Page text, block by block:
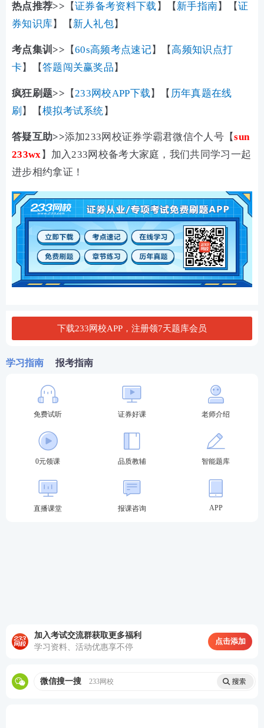
热点推荐>> 【证券备考资料下载 】【 新手指南】【证
券知识库】【 新人礼包】
考点集训>> 【60s高频考点速记】【高频知识点打
卡】【答题闯关赢奖品 】
疯狂刷题>> 【233网校APP下载 】【 历年真题在线
刷 】【模拟考试系统 】
答疑互助>>添加233网校证券学霸君微信个人号【sun
233wx 】加入233网校备考大家庭，我们共同学习一起
进步相约拿证！
下载233网校APP，注册领7天题库会员
学习指南 报考指南
免费试听 证券好课 老师介绍
0元领课 品质教辅 智能题库
直播课堂 报课咨询 APP
加入考试交流群获取更多福利
学习资料、活动优惠享不停
点击添加
微信搜一搜 233网校